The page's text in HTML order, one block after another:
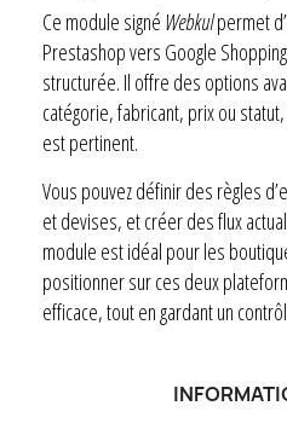
Ce module signé Webkulpermet
Prestashop vers Google
structurée. Il offre des options
catégorie, fabricant, prix ou
est pertinent.
Vous pouvez définir des règles
et devises, et créer des flux
module est idéal pour les
positionner sur ces deux
efficace, tout en gardant un